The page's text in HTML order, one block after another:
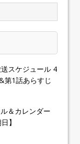
スケジュール 4
第1話あらすじ
＆カレンダー
】